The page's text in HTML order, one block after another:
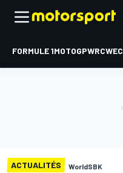
FORMULE 1MOTOGPWRCWEC
ACTUALITÉS WorldSBK